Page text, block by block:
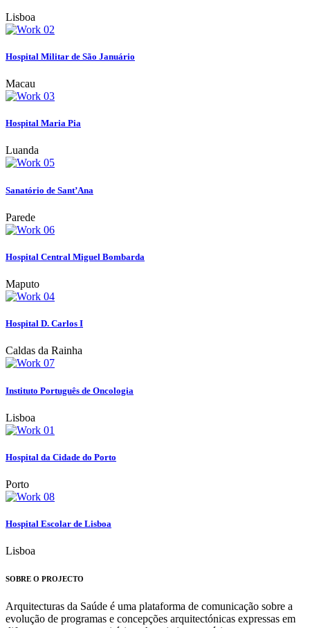
Lisboa
Hospital Militar de São Januário
Macau
Hospital Maria Pia
Luanda
Sanatório de Sant’Ana
Parede
Hospital Central Miguel Bombarda
Maputo
Hospital D. Carlos I
Caldas da Rainha
Instituto Português de Oncologia
Lisboa
Hospital da Cidade do Porto
Porto
Hospital Escolar de Lisboa
Lisboa
SOBRE O PROJECTO
Arquitecturas da Saúde é uma plataforma de comunicação sobre a
evolução de programas e concepções arquitectónicas expressas em